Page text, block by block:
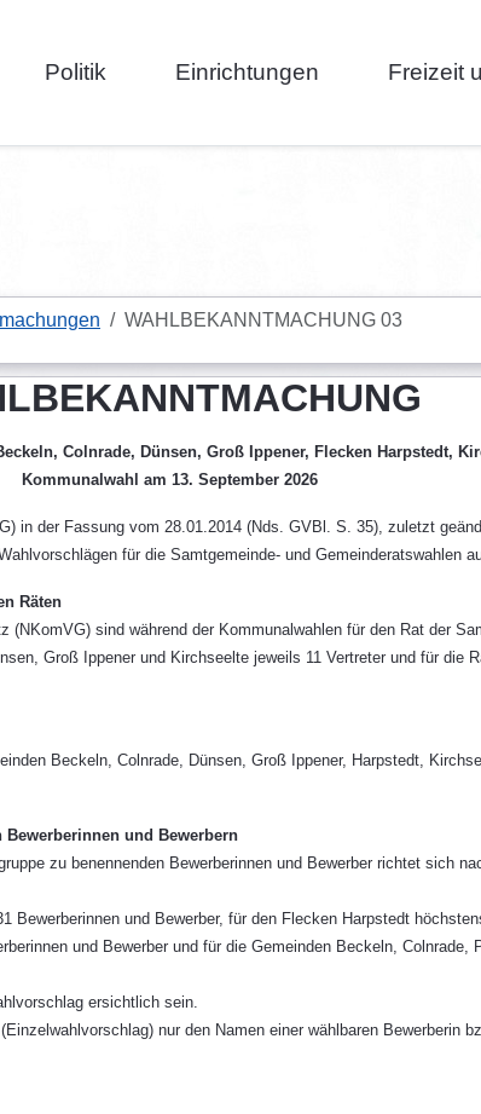
Politik Einrichtungen Freizeit
WAHLBEKANNTMACHUNG 03
Colnrade, Dünsen, Groß Ippener, Flecken Harpstedt,
Kommunalwahl am 13. September 2026
in der Fassung vom 28.01.2014 (Nds. GVBl. S. 35), zuletzt
für die Samtgemeinde- und Gemeinderatswahlen
Räten
sind während der Kommunalwahlen für den Rat der
Groß Ippener und Kirchseelte jeweils 11 Vertreter und für die
Beckeln, Colnrade, Dünsen, Groß Ippener, Harpstedt,
und Bewerbern
zu benennenden Bewerberinnen und Bewerber richtet sich
und Bewerber, für den Flecken Harpstedt
und Bewerber und für die Gemeinden Beckeln,
ersichtlich sein.
nur den Namen einer wählbaren Bewerberin